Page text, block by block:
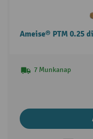
Ameise® PTM 0.25
7 Munkanap